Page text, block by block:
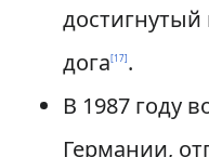
достигнутый
дога[17].
В 1987 году
Германии,